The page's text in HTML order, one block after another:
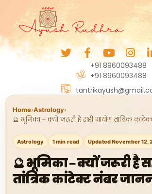
+91 8960093488
+91 8960093488
Home›Astrology›
🔮 भूमिका – क्यों जरूरी है सही मायोंग तांत्रिक
Astrology 1 min read Updated November 12,
🔮 भूमिका – क्यों जरूरी है
तांत्रिक कांटेक्ट नंबर